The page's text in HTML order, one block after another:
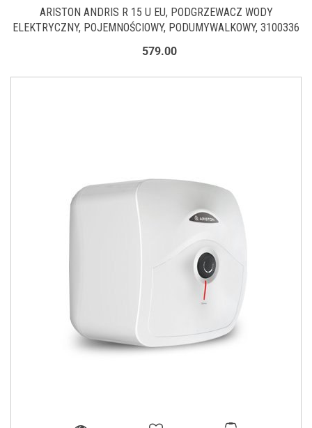
ARISTON ANDRIS R 15 U EU, PODGRZEWACZ WODY
ELEKTRYCZNY, POJEMNOŚCIOWY, PODUMYWALKOWY, 3100336
579.00